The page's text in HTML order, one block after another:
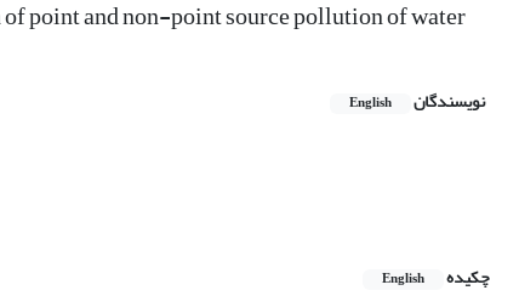
point and non-point source pollution of water
نویسندگان English
چکیده
English